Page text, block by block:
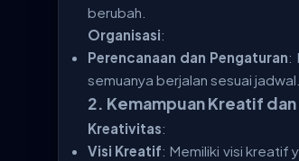
berubah.
Organisasi:
Perencanaan dan Pengaturan:
semuanya berjalan sesuai jadwal.
2. Kemampuan Kreatif dan
Kreativitas:
Visi Kreatif: Memiliki visi kreatif